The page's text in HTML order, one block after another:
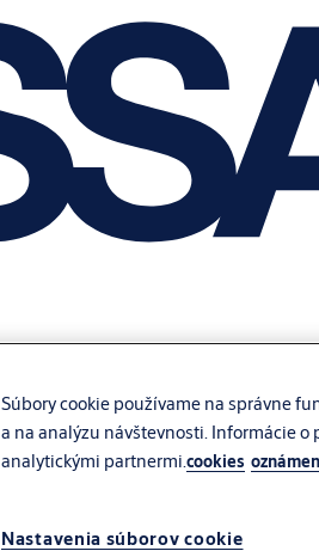
Súbory cookie používame na správne
a na analýzu návštevnosti. Informácie
analytickými partnermi.cookies
Nastavenia súborov cookie